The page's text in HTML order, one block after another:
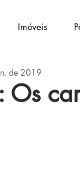
Imóveis
Os
de 2019